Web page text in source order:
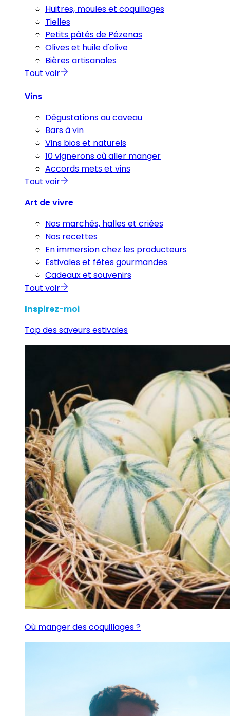
Huitres, moules et coquillages
Tielles
Petits pâtés de Pézenas
Olives et huile d'olive
Bières artisanales
Tout voir
Vins
Dégustations au caveau
Bars à vin
Vins bios et naturels
10 vignerons où aller manger
Accords mets et vins
Tout voir
Art de vivre
Nos marchés, halles et criées
Nos recettes
En immersion chez les producteurs
Estivales et fêtes gourmandes
Cadeaux et souvenirs
Tout voir
Inspirez-moi
Top des saveurs estivales
Où manger des coquillages ?